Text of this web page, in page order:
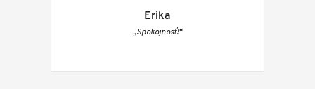
Erika
„Spokojnosť!“